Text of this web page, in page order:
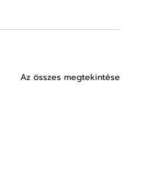
Az összes megtekintése